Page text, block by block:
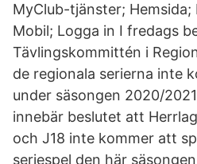
MyClub-tjänster; Hemsida;
Mobil; Logga in I fredags
Tävlingskommittén i
de regionala serierna inte
under säsongen 2020/
innebär beslutet att
och J18 inte kommer att
seriespel den här